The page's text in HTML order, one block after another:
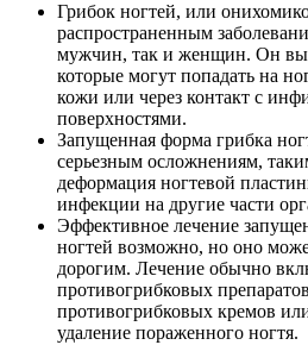
Грибок ногтей, или
распространенным
мужчин, так и женщин. Он
которые могут попадать на
кожи или через контакт с
поверхностями.
Запущенная форма грибка
серьезным осложнениям,
деформация ногтевой
инфекции на другие части
Эффективное лечение
ногтей возможно, но оно
дорогим. Лечение обычно
противогрибковых
противогрибковых кремов
удаление пораженного ногтя.